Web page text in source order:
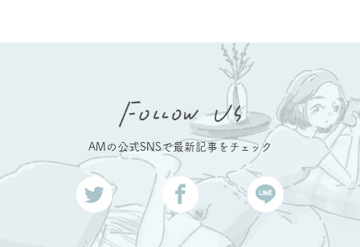
AMの公式SNSで最新記事をチェック